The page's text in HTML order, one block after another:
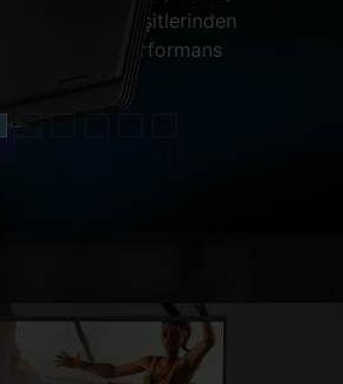
hatta ekran çeşitlerinden
özel bir performans